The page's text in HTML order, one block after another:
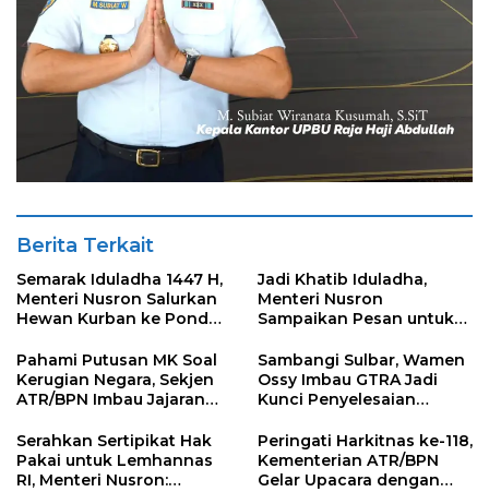
Berita Terkait
Semarak Iduladha 1447 H,
Menteri Nusron Salurkan
Hewan Kurban ke Pondok
Jadi Khatib Iduladha,
Menteri Nusron
Sampaikan Pesan untuk
Keserakahan
Pahami Putusan MK Soal
Kerugian Negara, Sekjen
ATR/BPN Imbau Jajaran
Keputusan
Sambangi Sulbar, Wamen
Ossy Imbau GTRA Jadi
Kunci Penyelesaian
Daerah
Serahkan Sertipikat Hak
Pakai untuk Lemhannas
RI, Menteri Nusron:
Peringati Harkitnas ke-118,
Kementerian ATR/BPN
Gelar Upacara dengan